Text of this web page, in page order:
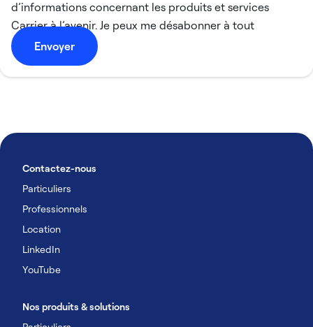
d’informations concernant les produits et services
Carrier à l’avenir. Je peux me désabonner à tout
moment.
Envoyer
Contactez-nous
Particuliers
Professionnels
Location
LinkedIn
YouTube
Nos produits & solutions